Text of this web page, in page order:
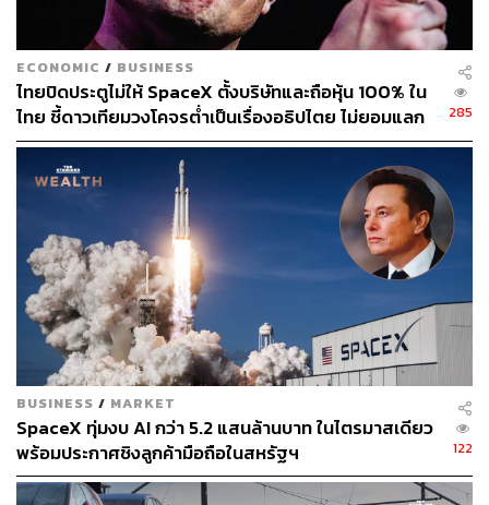
“พฤติกรรมของมัสก์กับ Twitter อาจทำให้ Tesla ได้รับผลกระ
ทบในทางลบหรือไม่? ก็อาจจะ แต่ตอนนี้เราไม่รู้ว่ามันเกิดขึ้น
หรือยัง” แอนดรูว์ มิลเลอร์ ประธานเจ้าหน้าที่ฝ่ายการเติบโต
ของ Interbrand กล่าว “Tesla เป็นแบรนด์ที่ใช้ผลิตภัณฑ์ใน
การขับเคลื่อน มีลัทธิแห่งความตื่นเต้นรอบๆ ผลิตภัณฑ์นั้น
และนั่นเชื่อมโยงโดยตรงกับผู้ก่อตั้งคนนี้”
ผลิตภัณฑ์ใหม่เป็นตัวขับเคลื่อนสำคัญของการเติบโตใน
อุตสาหกรรมยานยนต์ แต่กลุ่มผลิตภัณฑ์รถยนต์ 4 รุ่นใน
ปัจจุบันของ Tesla ยังห่างไกลจากผลิตภัณฑ์ที่สดใหม่ที่สุดใน
ตลาด
รถยนต์ที่ทำยอดขายสูงสุดให้บริษัทอย่าง Model Y ออกขาย
ตั้งแต่เดือนมกราคมปี 2020 ขณะที่ Model 3 นั้นวางขายในปี
2017 และรุ่นเรือธงอย่าง Model S เปิดตัวในปี 2012 แม้จะมี
การพัฒนามากมายในช่วงทศวรรษที่ผ่านมา ตัวรถก็ยัง
เหมือนเดิม ไม่เปลี่ยนแปลงจากครั้งแรกที่ชาวโลกเห็นเลย
แม้แต่น้อย
ECONOMIC / BUSINESS
ไทยปิดประตูไม่ให้ SpaceX ตั้งบริษัทและถือหุ้น 100% ใน
ไทย ชี้ดาวเทียมวงโคจรต่ำเป็นเรื่องอธิปไตย ไม่ยอมแลก
ในโต๊ะเจรจาการค้า
285
BUSINESS / MARKET
SpaceX ทุ่มงบ AI กว่า 5.2 แสนล้านบาท ในไตรมาสเดียว
พร้อมประกาศชิงลูกค้ามือถือในสหรัฐฯ
122